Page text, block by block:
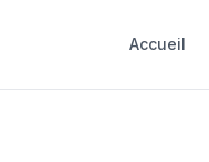
Accueil
Accueil